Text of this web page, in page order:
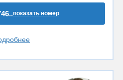
показать номер